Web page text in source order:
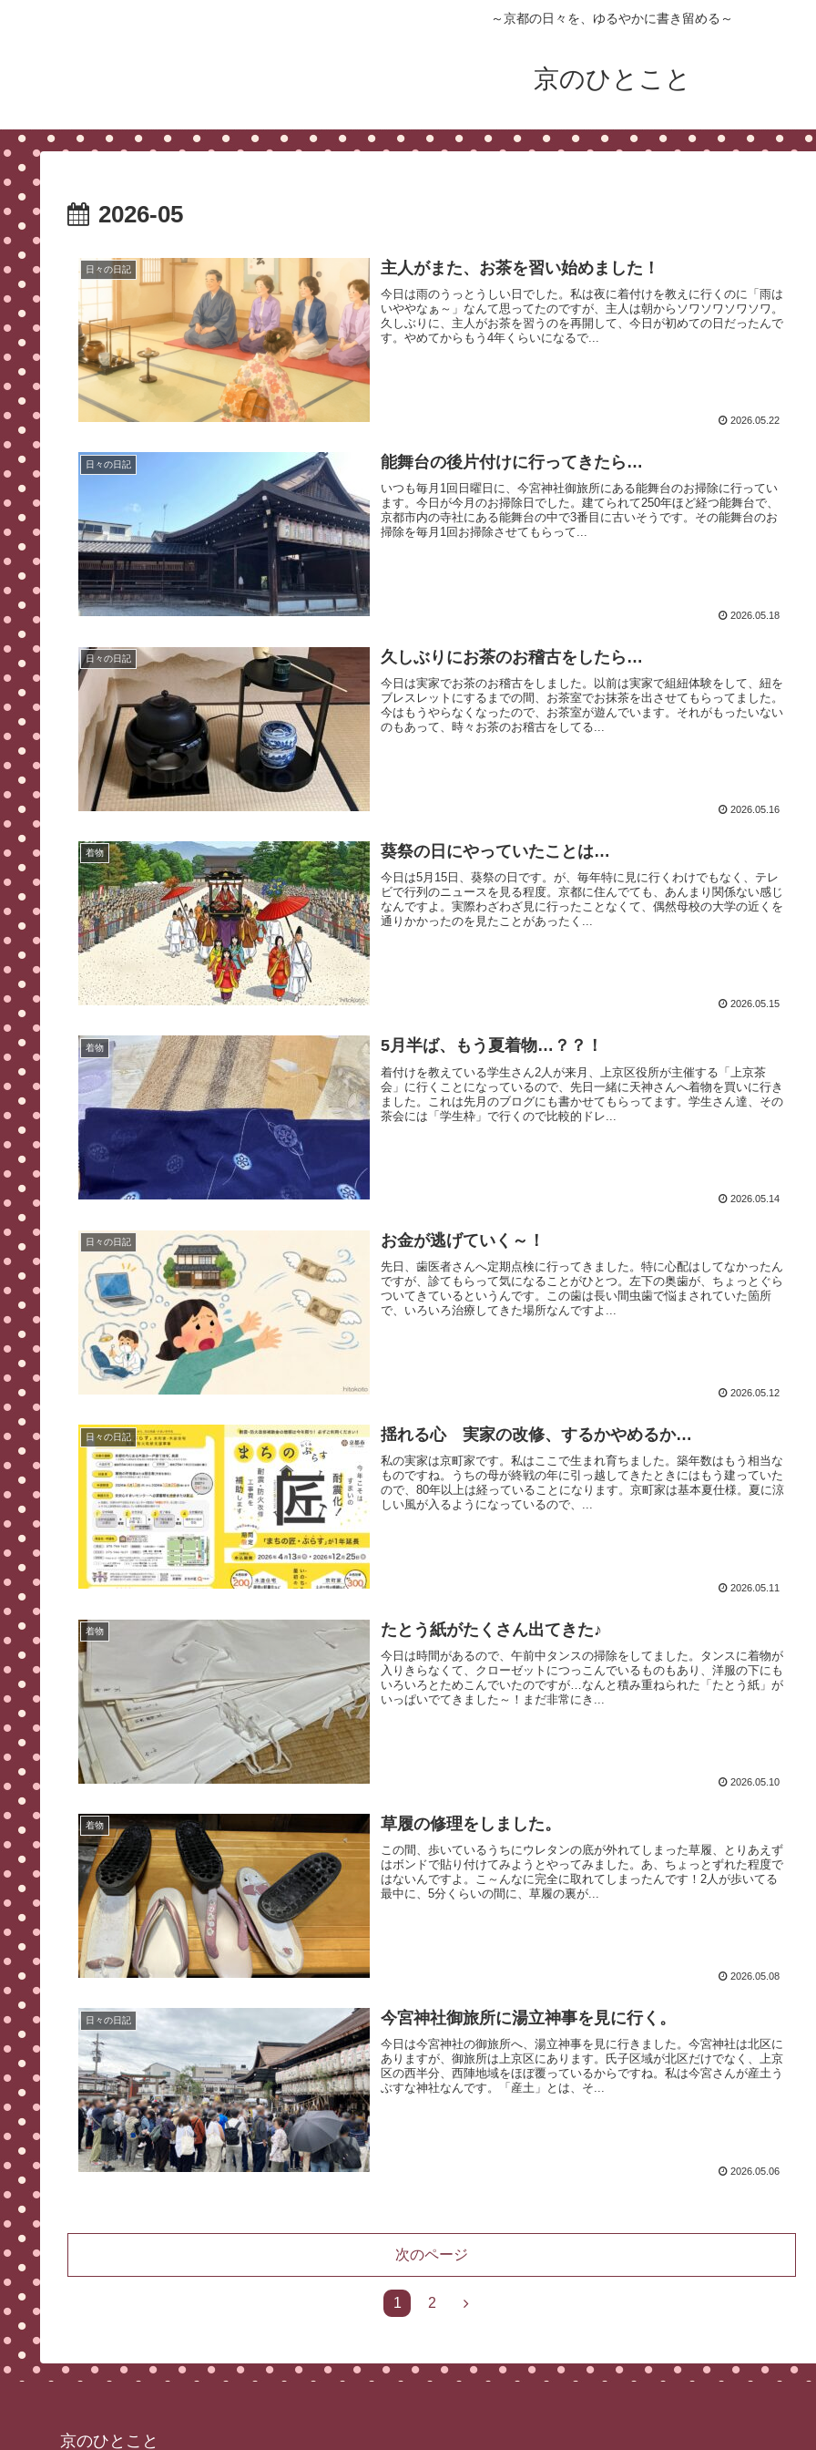
～京都の日々を、ゆるやかに書き留める～
京のひとこと
2026-05
日々の日記 主人がまた、お茶を習い始めました！
今日は雨のうっとうしい日でした。私は夜に着付けを教えに行くのに「雨は
いややなぁ～」なんて思ってたのですが、主人は朝からソワソワソワソワ。
久しぶりに、主人がお茶を習うのを再開して、今日が初めての日だったんで
す。やめてからもう4年くらいになるで...
2026.05.22
日々の日記 能舞台の後片付けに行ってきたら…
いつも毎月1回日曜日に、今宮神社御旅所にある能舞台のお掃除に行ってい
ます。今日が今月のお掃除日でした。建てられて250年ほど経つ能舞台で、
京都市内の寺社にある能舞台の中で3番目に古いそうです。その能舞台のお
掃除を毎月1回お掃除させてもらって...
2026.05.18
日々の日記 久しぶりにお茶のお稽古をしたら…
今日は実家でお茶のお稽古をしました。以前は実家で組紐体験をして、紐を
ブレスレットにするまでの間、お茶室でお抹茶を出させてもらってました。
今はもうやらなくなったので、お茶室が遊んでいます。それがもったいない
のもあって、時々お茶のお稽古をしてる...
2026.05.16
着物 葵祭の日にやっていたことは…
今日は5月15日、葵祭の日です。が、毎年特に見に行くわけでもなく、テレ
ビで行列のニュースを見る程度。京都に住んでても、あんまり関係ない感じ
なんですよ。実際わざわざ見に行ったことなくて、偶然母校の大学の近くを
通りかかったのを見たことがあったく...
2026.05.15
着物 5月半ば、もう夏着物…？？！
着付けを教えている学生さん2人が来月、上京区役所が主催する「上京茶
会」に行くことになっているので、先日一緒に天神さんへ着物を買いに行き
ました。これは先月のブログにも書かせてもらってます。学生さん達、その
茶会には「学生枠」で行くので比較的ドレ...
2026.05.14
日々の日記 お金が逃げていく～！
先日、歯医者さんへ定期点検に行ってきました。特に心配はしてなかったん
ですが、診てもらって気になることがひとつ。左下の奥歯が、ちょっとぐら
ついてきているというんです。この歯は長い間虫歯で悩まされていた箇所
で、いろいろ治療してきた場所なんですよ...
2026.05.12
日々の日記 揺れる心 実家の改修、するかやめるか…
私の実家は京町家です。私はここで生まれ育ちました。築年数はもう相当な
ものですね。うちの母が終戦の年に引っ越してきたときにはもう建っていた
ので、80年以上は経っていることになります。京町家は基本夏仕様。夏に涼
しい風が入るようになっているので、...
2026.05.11
着物 たとう紙がたくさん出てきた♪
今日は時間があるので、午前中タンスの掃除をしてました。タンスに着物が
入りきらなくて、クローゼットにつっこんでいるものもあり、洋服の下にも
いろいろとためこんでいたのですが…なんと積み重ねられた「たとう紙」が
いっぱいでてきました～！まだ非常にき...
2026.05.10
着物 草履の修理をしました。
この間、歩いているうちにウレタンの底が外れてしまった草履、とりあえず
はボンドで貼り付けてみようとやってみました。あ、ちょっとずれた程度で
はないんですよ。こ～んなに完全に取れてしまったんです！2人が歩いてる
最中に、5分くらいの間に、草履の裏が...
2026.05.08
日々の日記 今宮神社御旅所に湯立神事を見に行く。
今日は今宮神社の御旅所へ、湯立神事を見に行きました。今宮神社は北区に
ありますが、御旅所は上京区にあります。氏子区域が北区だけでなく、上京
区の西半分、西陣地域をほぼ覆っているからですね。私は今宮さんが産土う
ぶすな神社なんです。「産土」とは、そ...
2026.05.06
次のページ
1 2
次
京のひとこと